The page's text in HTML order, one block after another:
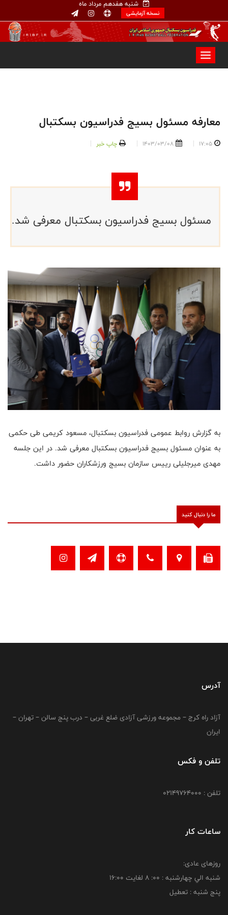
شنبه هفدهم مرداد ماه
نسخه آزمایشی
معارفه مسئول بسیج فدراسیون بسکتبال
17:05
1403/03/08 چاپ خبر
مسئول بسیج فدراسیون بسکتبال معرفی شد.
به گزارش روابط عمومی فدراسیون بسکتبال، مسعود کریمی طی حکمی
به عنوان مسئول بسیج فدراسیون بسکتبال معرفی شد. در این جلسه
مهدی میرجلیلی رییس سازمان بسیج ورزشکاران حضور داشت.
ما را دنبال کنید
آدرس
آزاد راه کرج – مجموعه ورزشی آزادی ضلع غربی – درب پنج سالن – تهران –
ایران
تلفن و فکس
تلفن : 02149764000
ساعات کار
روزهای عادی:
شنبه الي چهارشنبه : 00: 8 لغايت 16:00
پنج شنبه : تعطیل